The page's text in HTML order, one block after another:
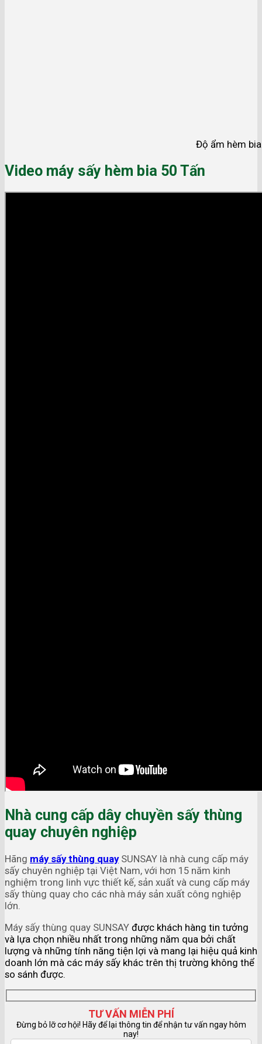
Độ ẩm hèm
Video máy sấy hèm bia 50 Tấn
Nhà cung cấp dây chuyền sấy thùng
quay chuyên nghiệp
Hãng máy sấy thùng quaySUNSAY là nhà cung cấp máy
sấy chuyên nghiệp tại Việt Nam, với hơn 15 năm kinh
nghiệm trong linh vực thiết kế, sản xuất và cung cấp máy
sấy thùng quay cho các nhà máy sản xuất công nghiệp
lớn.
Máy sấy thùng quay SUNSAY được khách hàng tin tưởng
và lựa chọn nhiều nhất trong những năm qua bởi chất
lượng và những tính năng tiện lợi và mang lại hiệu quả kinh
doanh lớn mà các máy sấy khác trên thị trường không thể
so sánh được.
TƯ VẤN MIỄN PHÍ
Đừng bỏ lỡ cơ hội! Hãy để lại thông tin để nhận tư vấn ngay hôm
nay!